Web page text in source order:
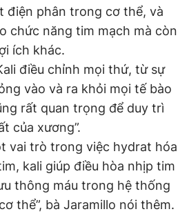
điện phân trong cơ thể, và
chức năng tim mạch mà còn
ích khác.
điều chỉnh mọi thứ, từ sự
vào và ra khỏi mọi tế bào
rất quan trọng để duy trì
của xương”.
vai trò trong việc hydrat hóa
kali giúp điều hòa nhịp tim
thông máu trong hệ thống
thể”, bà Jaramillo nói thêm.